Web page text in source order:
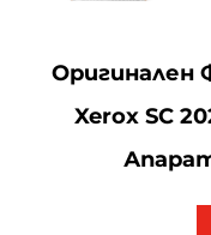
Оригинален
Xerox SC